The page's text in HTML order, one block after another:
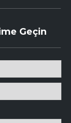
Geçin